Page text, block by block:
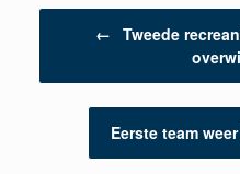
Berichtnavigatie
← Tweede
Eerste team